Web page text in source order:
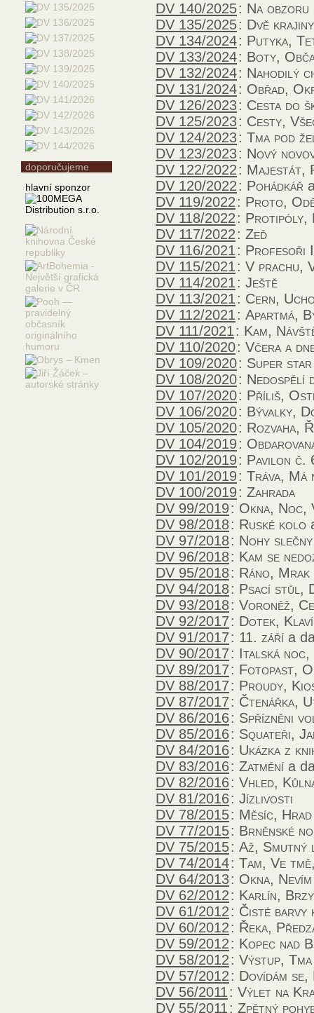
doporučujeme
hlavní sponzor
DV 140/2025: Na obzoru
DV 135/2025: Dvě krajiny
DV 134/2024: Putyka,
DV 133/2024: Boty,
DV 132/2024: Nahodilý
DV 131/2024: Obřad,
DV 126/2023: Cesta do
DV 125/2023: Cesty,
DV 124/2023: Tma pod
DV 123/2023: Nový
DV 122/2022: Majestát,
DV 120/2022: Pohádkář
DV 119/2022: Proto,
DV 118/2022: Protipóly,
DV 117/2022: Zeď
DV 116/2021: Profesoři
DV 115/2021: V prachu,
DV 114/2021: Ještě
DV 113/2021: Cern,
DV 112/2021: Apartmá,
DV 111/2021: Kam,
DV 110/2020: Včera a
DV 109/2020: Super star
DV 108/2020: Nedospělí
DV 107/2020: Příliš,
DV 106/2020: Bývalky,
DV 105/2020: Rozvaha,
DV 104/2019:
DV 102/2019: Pavilon č.
DV 101/2019: Tráva, Má
DV 100/2019: Zahrada
DV 99/2019: Okna, Noc,
DV 98/2018: Ruské kolo
DV 97/2018: Nohy
DV 96/2018: Kam se
DV 95/2018: Ráno, Mrak
DV 94/2018: Psací stůl,
DV 93/2018: Voroněž,
DV 92/2017: Dotek,
DV 91/2017: 11. září a
DV 90/2017: Italská noc,
DV 89/2017: Fotopast,
DV 88/2017: Proudy,
DV 87/2017: Čtenářka,
DV 86/2016: Spřízněni
DV 85/2016: Squateři,
DV 84/2016: Ukázka z
DV 83/2016: Zatmění a
DV 82/2016: Vhled,
DV 81/2016: Jízlivosti
DV 78/2015: Měsíc, Hrad
DV 77/2015: Brněnské
DV 75/2015: Až, Smutný
DV 74/2014: Tam, Ve
DV 64/2013: Okna, Nevím
DV 62/2012: Karlín,
DV 61/2012: Čisté barvy
DV 60/2012: Řeka,
DV 59/2012: Kopec nad
DV 58/2012: Výstup, Tma
DV 57/2012: Dovídám
DV 56/2011: Výlet na
DV 55/2011: Zpětný